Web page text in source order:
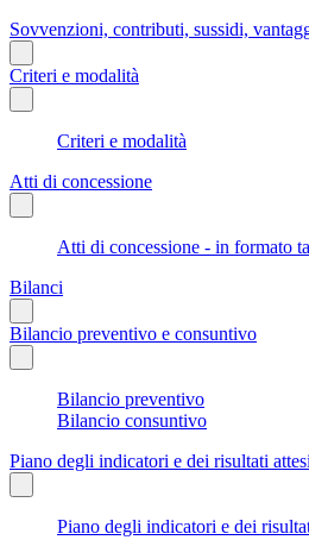
Sovvenzioni, contributi, sussidi,
Criteri e modalità
Criteri e modalità
Atti di concessione
Atti di concessione - in formato
Bilanci
Bilancio preventivo e consuntivo
Bilancio preventivo
Bilancio consuntivo
Piano degli indicatori e dei risultati
Piano degli indicatori e dei